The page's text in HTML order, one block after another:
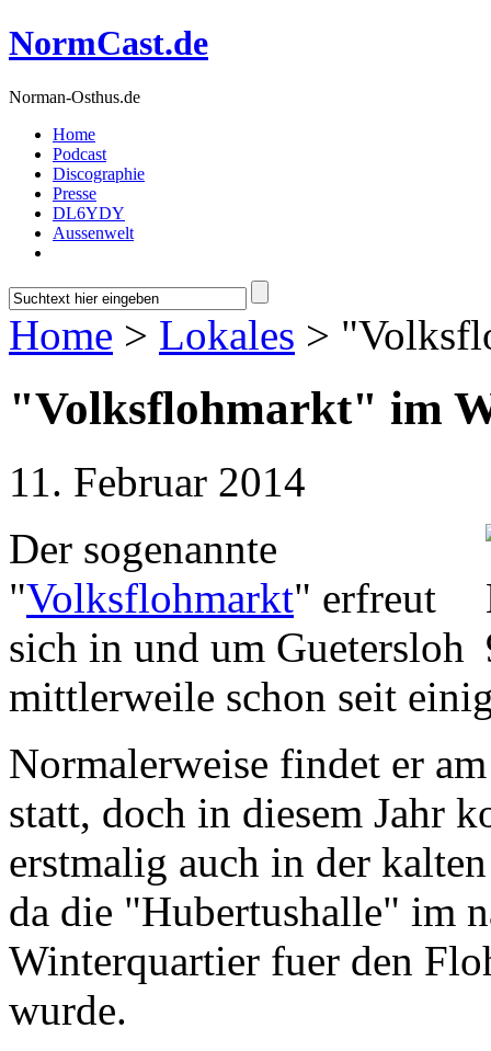
NormCast.de
Norman-Osthus.de
Home
Podcast
Discographie
Presse
DL6YDY
Aussenwelt
Home > Lokales >
"Volksflohmarkt" im
11. Februar 2014
Der sogenannte
"Volksflohmarkt" erfreut
sich in und um Guetersloh
mittlerweile schon seit
Normalerweise findet er
statt, doch in diesem Jahr
erstmalig auch in der
da die "Hubertushalle" im
Winterquartier fuer den
wurde.